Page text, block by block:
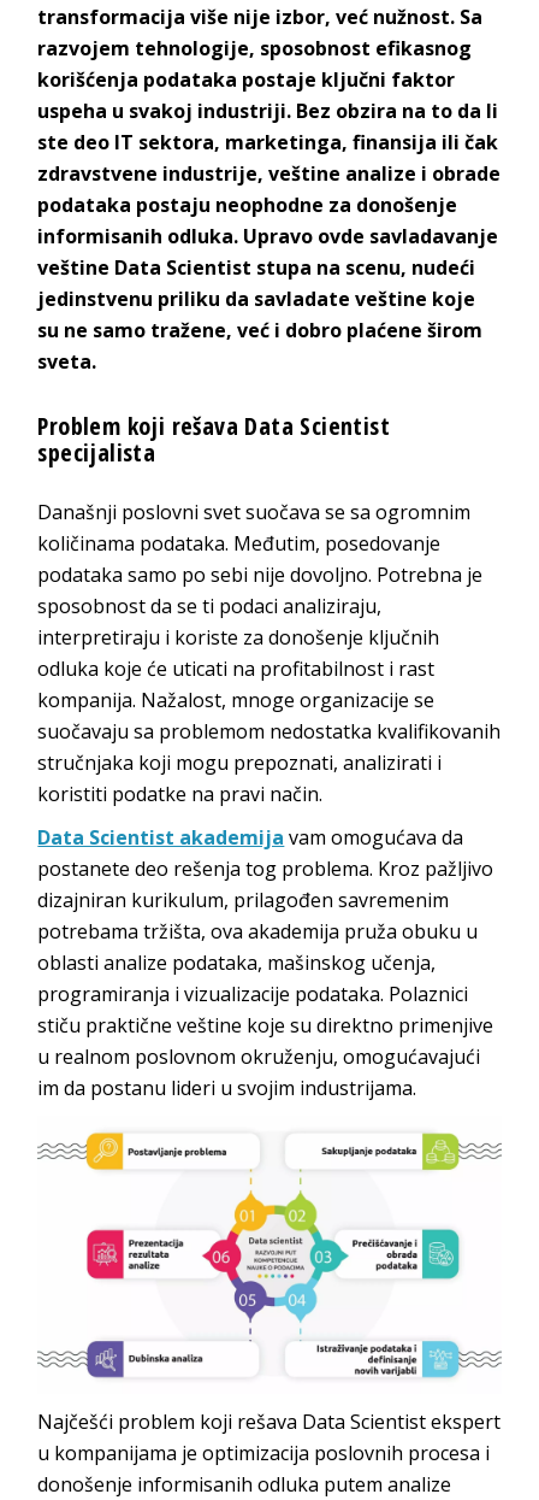
transformacija više nije izbor, već nužnost. Sa
razvojem tehnologije, sposobnost efikasnog
korišćenja podataka postaje ključni faktor
uspeha u svakoj industriji. Bez obzira na to da li
ste deo IT sektora, marketinga, finansija ili čak
zdravstvene industrije, veštine analize i obrade
podataka postaju neophodne za donošenje
informisanih odluka. Upravo ovde savladavanje
veštine Data Scientist stupa na scenu, nudeći
jedinstvenu priliku da savladate veštine koje
su ne samo tražene, već i dobro plaćene širom
sveta.
Problem koji rešava Data Scientist
specijalista
Današnji poslovni svet suočava se sa ogromnim
količinama podataka. Međutim, posedovanje
podataka samo po sebi nije dovoljno. Potrebna je
sposobnost da se ti podaci analiziraju,
interpretiraju i koriste za donošenje ključnih
odluka koje će uticati na profitabilnost i rast
kompanija. Nažalost, mnoge organizacije se
suočavaju sa problemom nedostatka kvalifikovanih
stručnjaka koji mogu prepoznati, analizirati i
koristiti podatke na pravi način.
Data Scientist akademija vam omogućava da
postanete deo rešenja tog problema. Kroz pažljivo
dizajniran kurikulum, prilagođen savremenim
potrebama tržišta, ova akademija pruža obuku u
oblasti analize podataka, mašinskog učenja,
programiranja i vizualizacije podataka. Polaznici
stiču praktične veštine koje su direktno primenjive
u realnom poslovnom okruženju, omogućavajući
im da postanu lideri u svojim industrijama.
Najčešći problem koji rešava Data Scientist ekspert
u kompanijama je optimizacija poslovnih procesa i
donošenje informisanih odluka putem analize